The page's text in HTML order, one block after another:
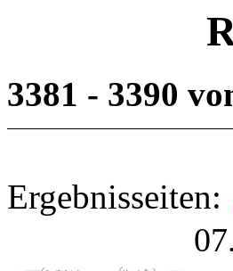
3381 - 3390
Ergebnisseiten: